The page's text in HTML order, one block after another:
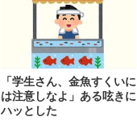
「学生さん、金魚すくいに
は注意しなよ」ある呟きに
ハッとした